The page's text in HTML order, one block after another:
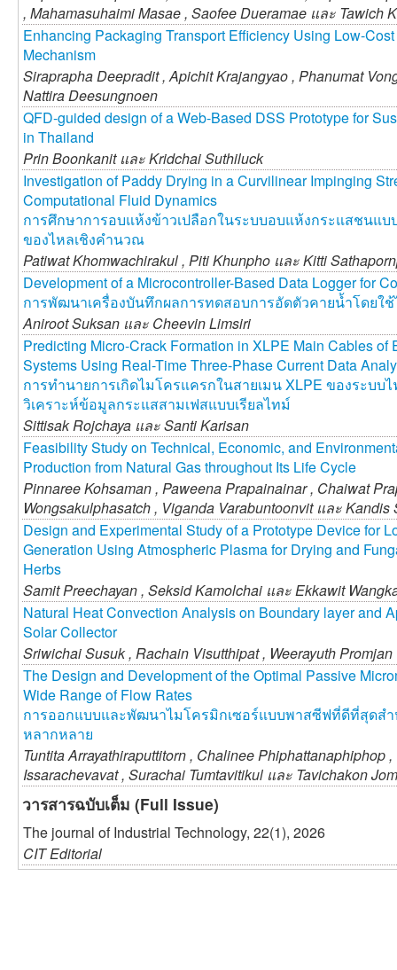
, Mahamasuhaimi Masae , Saofee Dueramae และ Tawich
Enhancing Packaging Transport Efficiency Using Low-
Mechanism
Siraprapha Deepradit ,Apichit Krajangyao , Phanumat
Nattira Deesungnoen
QFD-guided design of a Web-Based DSS Prototype for
in Thailand
Prin Boonkanit และKridchai Suthiluck
Investigation of Paddy Drying in a Curvilinear Impinging
Computational Fluid Dynamics
การศึกษาการอบแห้งข้าวเปลือกในระบบอบแห้งกระแสชนแ
ของไหลเชิงคำนวณ
Patiwat Khomwachirakul , Piti Khunpho และKitti
Development of a Microcontroller-Based Data Logger for
การพัฒนาเครื่องบันทึกผลการทดสอบการอัดตัวคายน้ำโดยใ
Aniroot Suksan และ Cheevin Limsiri
Predicting Micro-Crack Formation in XLPE Main Cables
Systems Using Real-Time Three-Phase Current Data
การทำนายการเกิดไมโครแครกในสายเมน XLPE ของระบบ
วิเคราะห์ข้อมูลกระแสสามเฟสแบบเรียลไทม์
Sittisak Rojchaya และSanti Karisan
Feasibility Study on Technical, Economic, and
Production from Natural Gas throughout Its Life Cycle
Pinnaree Kohsaman , Paweena Prapainainar , Chaiwat
Wongsakulphasatch , Viganda Varabuntoonvit และKandis
Design and Experimental Study of a Prototype Device for
Generation Using Atmospheric Plasma for Drying and
Herbs
Samit Preechayan , Seksid Kamolchai และEkkawit
Natural Heat Convection Analysis on Boundary layer and
Solar Collector
Sriwichai Susuk , Rachain Visutthipat , Weerayuth
The Design and Development of the Optimal Passive
Wide Range of Flow Rates
การออกแบบและพัฒนาไมโครมิกเซอร์แบบพาสซีฟที่ดีที่สุดส
หลากหลาย
Tuntita Arrayathiraputtitorn , Chalinee Phiphattanaphiphop ,
Issarachevavat , Surachai Tumtavitikul และ Tavichakon
วารสารฉบับเต็ม (Full Issue)
The journal of Industrial Technology, 22(1), 2026
CIT Editorial